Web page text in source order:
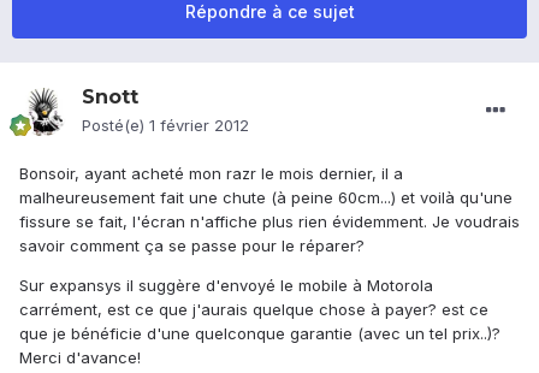
Répondre à ce sujet
Snott
Posté(e) 1 février 2012
Bonsoir, ayant acheté mon razr le mois dernier, il a
malheureusement fait une chute (à peine 60cm...) et voilà qu'une
fissure se fait, l'écran n'affiche plus rien évidemment. Je voudrais
savoir comment ça se passe pour le réparer?
Sur expansys il suggère d'envoyé le mobile à Motorola
carrément, est ce que j'aurais quelque chose à payer? est ce
que je bénéficie d'une quelconque garantie (avec un tel prix..)?
Merci d'avance!